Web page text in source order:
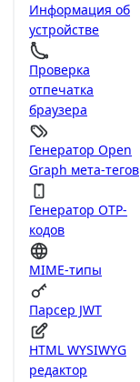
Информация об
устройстве
Проверка
отпечатка
браузера
Генератор Open
Graph мета-тегов
Генератор OTP-
кодов
MIME-типы
Парсер JWT
HTML WYSIWYG
редактор